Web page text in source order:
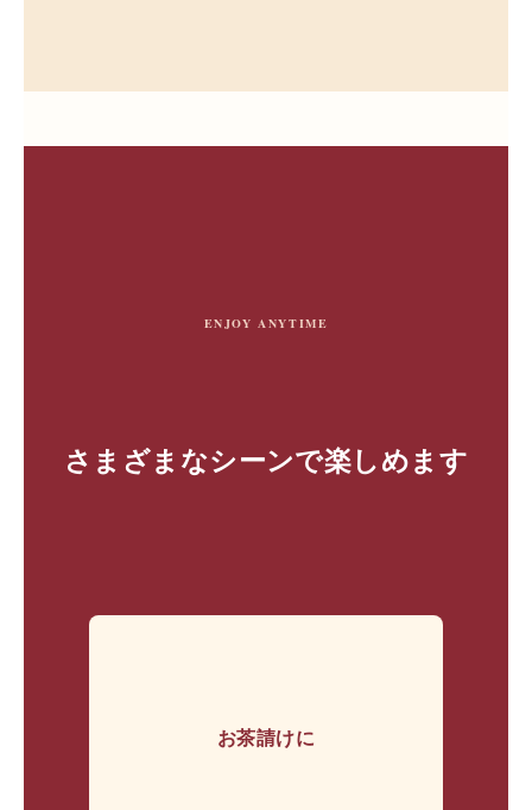
ENJOY ANYTIME
さまざまなシーンで楽しめます
お茶請けに